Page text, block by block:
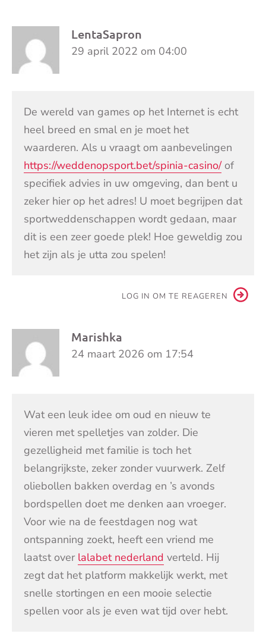
LentaSapron
29 april 2022 om 04:00
De wereld van games op het Internet is echt
heel breed en smal en je moet het
waarderen. Als u vraagt om aanbevelingen
https://weddenopsport.bet/spinia-casino/of
specifiek advies in uw omgeving, dan bent u
zeker hier op het adres! U moet begrijpen dat
sportweddenschappen wordt gedaan, maar
dit is een zeer goede plek! Hoe geweldig zou
het zijn als je utta zou spelen!
LOG IN OM TE REAGEREN
Marishka
24 maart 2026 om 17:54
Wat een leuk idee om oud en nieuw te
vieren met spelletjes van zolder. Die
gezelligheid met familie is toch het
belangrijkste, zeker zonder vuurwerk. Zelf
oliebollen bakken overdag en ’s avonds
bordspellen doet me denken aan vroeger.
Voor wie na de feestdagen nog wat
ontspanning zoekt, heeft een vriend me
laatst over lalabet nederland verteld. Hij
zegt dat het platform makkelijk werkt, met
snelle stortingen en een mooie selectie
spellen voor als je even wat tijd over hebt.